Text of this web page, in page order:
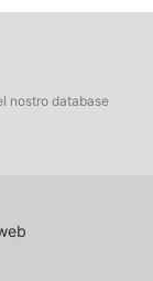
nostro database